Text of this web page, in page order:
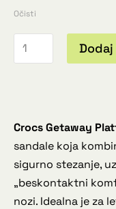
Očisti
Crocs Getaway
sandale koja
sigurno stezanje,
„beskontaktni
nozi. Idealna je za